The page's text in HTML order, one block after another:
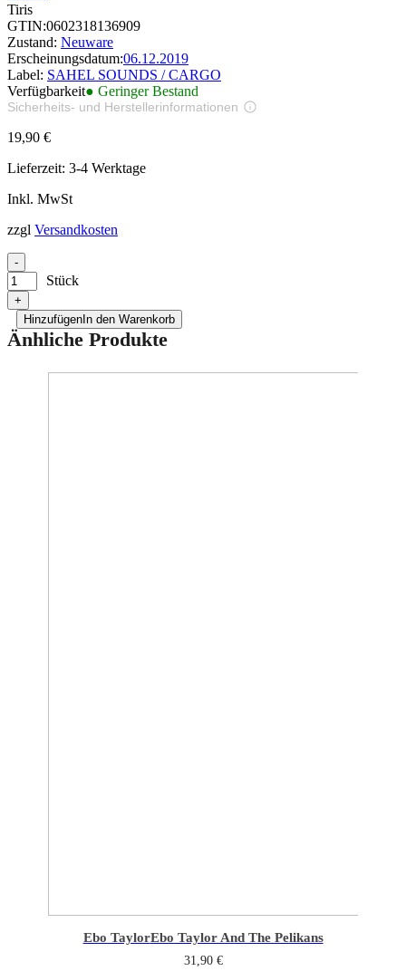
Tiris
GTIN:0602318136909
Zustand: Neuware
Erscheinungsdatum:06.12.2019
Label: SAHEL SOUNDS / CARGO
Verfügbarkeit● Geringer Bestand
Sicherheits- und Herstellerinformationen
19,90 €
Lieferzeit: 3-4 Werktage
Inkl. MwSt
zzgl Versandkosten
-
Stück
+
HinzufügenIn den Warenkorb
Änhliche Produkte
Ebo TaylorEbo Taylor And The Pelikans
31,90 €